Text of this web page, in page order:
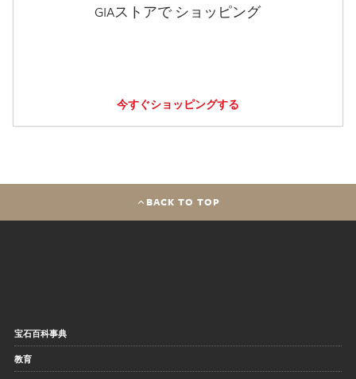
GIAストアで ショッピング
今すぐショッピングする
BACK TO TOP
宝石百科事典
教育